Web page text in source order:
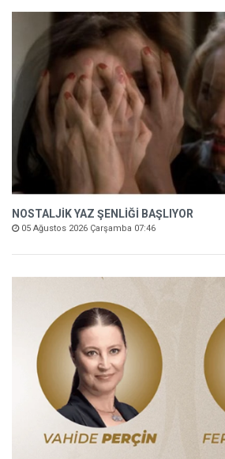
NOSTALJİK YAZ ŞENLİĞİ BAŞLIYOR
05 Ağustos 2026 Çarşamba 07:46